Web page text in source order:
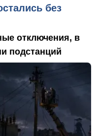
без
отключения, в
подстанций